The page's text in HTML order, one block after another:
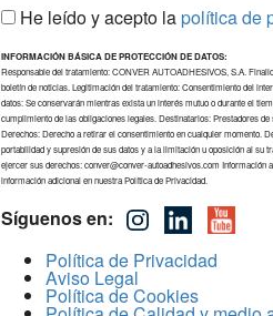
He leído y acepto lapolítica de
INFORMACIÓN BÁSICA DE PROTECCIÓN DE DATOS:
Responsable del tratamiento: CONVER AUTOADHESIVOS, S.A.
boletín de noticias. Legitimación del tratamiento: Consentimiento del
datos: Se conservarán mientras exista un interés mutuo o durante el
cumplimiento de las obligaciones legales. Destinatarios: Prestadores de
Derechos: Derecho a retirar el consentimiento en cualquier momento.
portabilidad y supresión de sus datos y a la limitación u oposición al su
ejercer sus derechos: conver@conver-autoadhesivos.com Información
información adicional en nuestra Política de Privacidad.
Síguenos en:
Política de Privacidad
Aviso Legal
Política de Cookies